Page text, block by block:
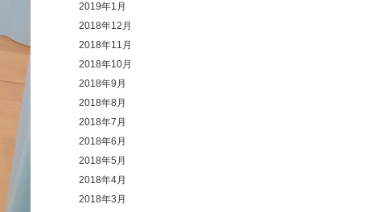
2019年1月
2018年12月
2018年11月
2018年10月
2018年9月
2018年8月
2018年7月
2018年6月
2018年5月
2018年4月
2018年3月